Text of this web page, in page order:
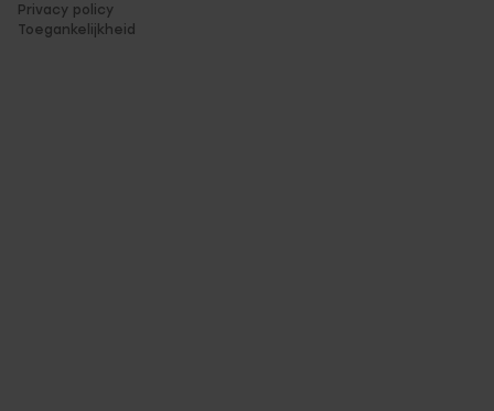
Privacy policy
Toegankelijkheid